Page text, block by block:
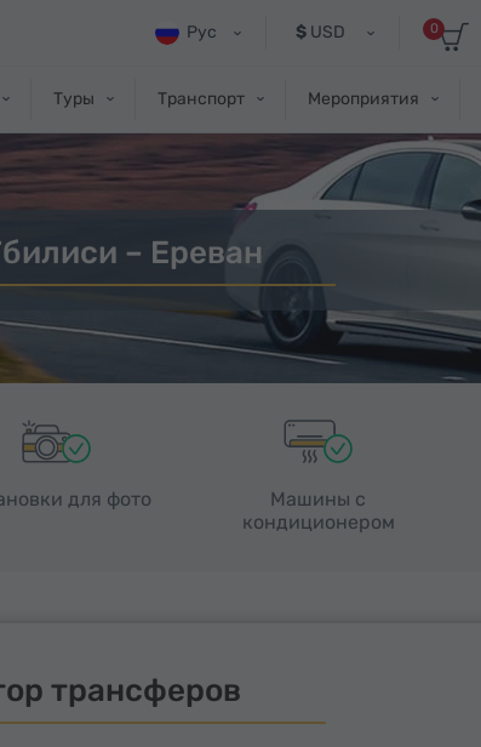
0
$USD
Рус
Туры Транспорт Мероприятия
– Ереван
для фото
Машины с
кондиционером
трансферов